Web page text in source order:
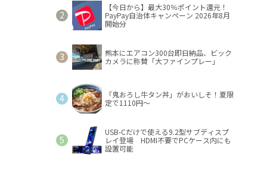
【今日から】最大30％ポイント還元！
PayPay自治体キャンペーン 2026年8月
開始分
熊本にエアコン300台即日納品、ビック
カメラに称賛「大ファインプレー」
「鬼おろし牛タン丼」がおいしそ！夏限
定で1110円～
USB-Cだけで使える9.2型サブディスプ
レイ登場 HDMI不要でPCケース内にも
設置可能